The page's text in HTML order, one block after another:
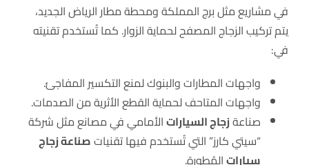
في مشاريع مثل برج المملكة ومحطة مطار الرياض الجديد،
يتم تركيب الزجاج المصفح لحماية الزوار. كما تُستخدم تقنيته
في:
واجهات المطارات والبنوك لمنع التكسير المفاجئ.
واجهات المتاحف لحماية القطع الأثرية من الصدمات.
صناعةزجاج السياراتالأمامي في مصانع مثل شركة
“سيتي كارز” التي تُستخدم فيها تقنياتصناعة زجاج
سياراتالمُطورة.